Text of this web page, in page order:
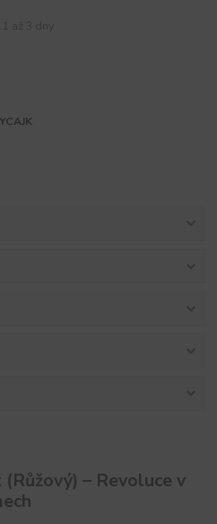
– Revoluce v